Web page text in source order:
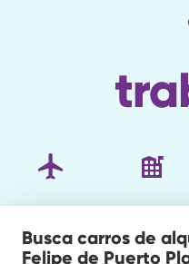
Busca carros de
Felipe de Puerto